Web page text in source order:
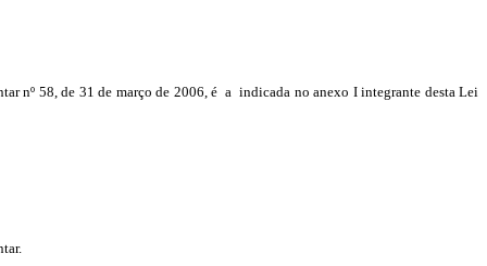
nº 58, de 31 de março de 2006, é a indicada no anexo I integrante desta Lei